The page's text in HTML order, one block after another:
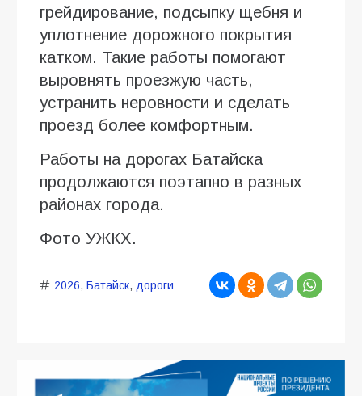
грейдирование, подсыпку щебня и
уплотнение дорожного покрытия
катком. Такие работы помогают
выровнять проезжую часть,
устранить неровности и сделать
проезд более комфортным.
Работы на дорогах Батайска
продолжаются поэтапно в разных
районах города.
Фото УЖКХ.
2026, Батайск, дороги